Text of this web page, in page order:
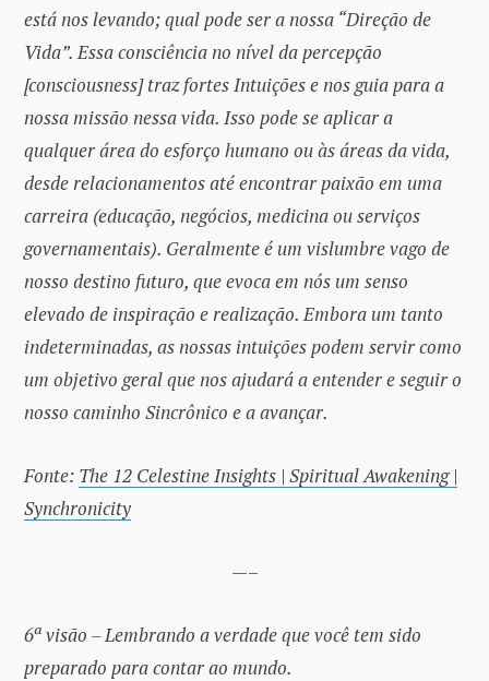
está nos levando; qual pode ser a nossa “Direção de
Vida”. Essa consciência no nível da percepção
[consciousness] traz fortes Intuições e nos guia para a
nossa missão nessa vida. Isso pode se aplicar a
qualquer área do esforço humano ou às áreas da vida,
desde relacionamentos até encontrar paixão em uma
carreira (educação, negócios, medicina ou serviços
governamentais). Geralmente é um vislumbre vago de
nosso destino futuro, que evoca em nós um senso
elevado de inspiração e realização. Embora um tanto
indeterminadas, as nossas intuições podem servir como
um objetivo geral que nos ajudará a entender e seguir o
nosso caminho Sincrônico e a avançar.
Fonte: The 12 Celestine Insights | Spiritual Awakening |
Synchronicity
—–
6ª visão – Lembrando a verdade que você tem sido
preparado para contar ao mundo.